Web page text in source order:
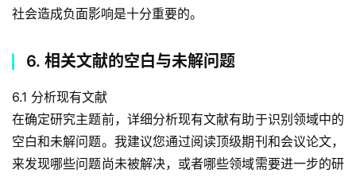
社会造成负面影响是十分重要的。
6. 相关文献的空白与未解问题
6.1 分析现有文献
在确定研究主题前，详细分析现有文献有助于识别领域中的
空白和未解问题。我建议您通过阅读顶级期刊和会议论文，
来发现哪些问题尚未被解决，或者哪些领域需要进一步的研